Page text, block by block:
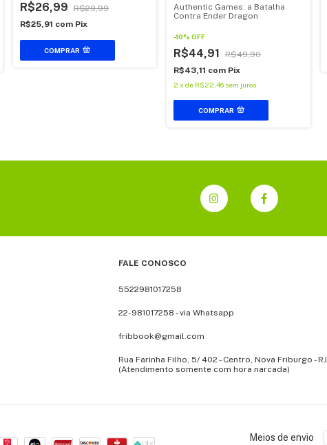
R$26,99
R$29,99
R$25,91 com Pix
COMPRAR
Authentic Games: a Batalha
Contra Ender Dragon
-10%OFF
R$44,91
R$49,90
R$43,11 com Pix
2 xde R$22,46 sem juros
COMPRAR
FALE CONOSCO
5522981017258
22-981017258 - via Whatsapp
fribbook@gmail.com
Rua Farinha Filho, 5/ 402 - Centro, Nova Friburgo - RJ
(Atendimento somente com hora narcada)
Meios de envio